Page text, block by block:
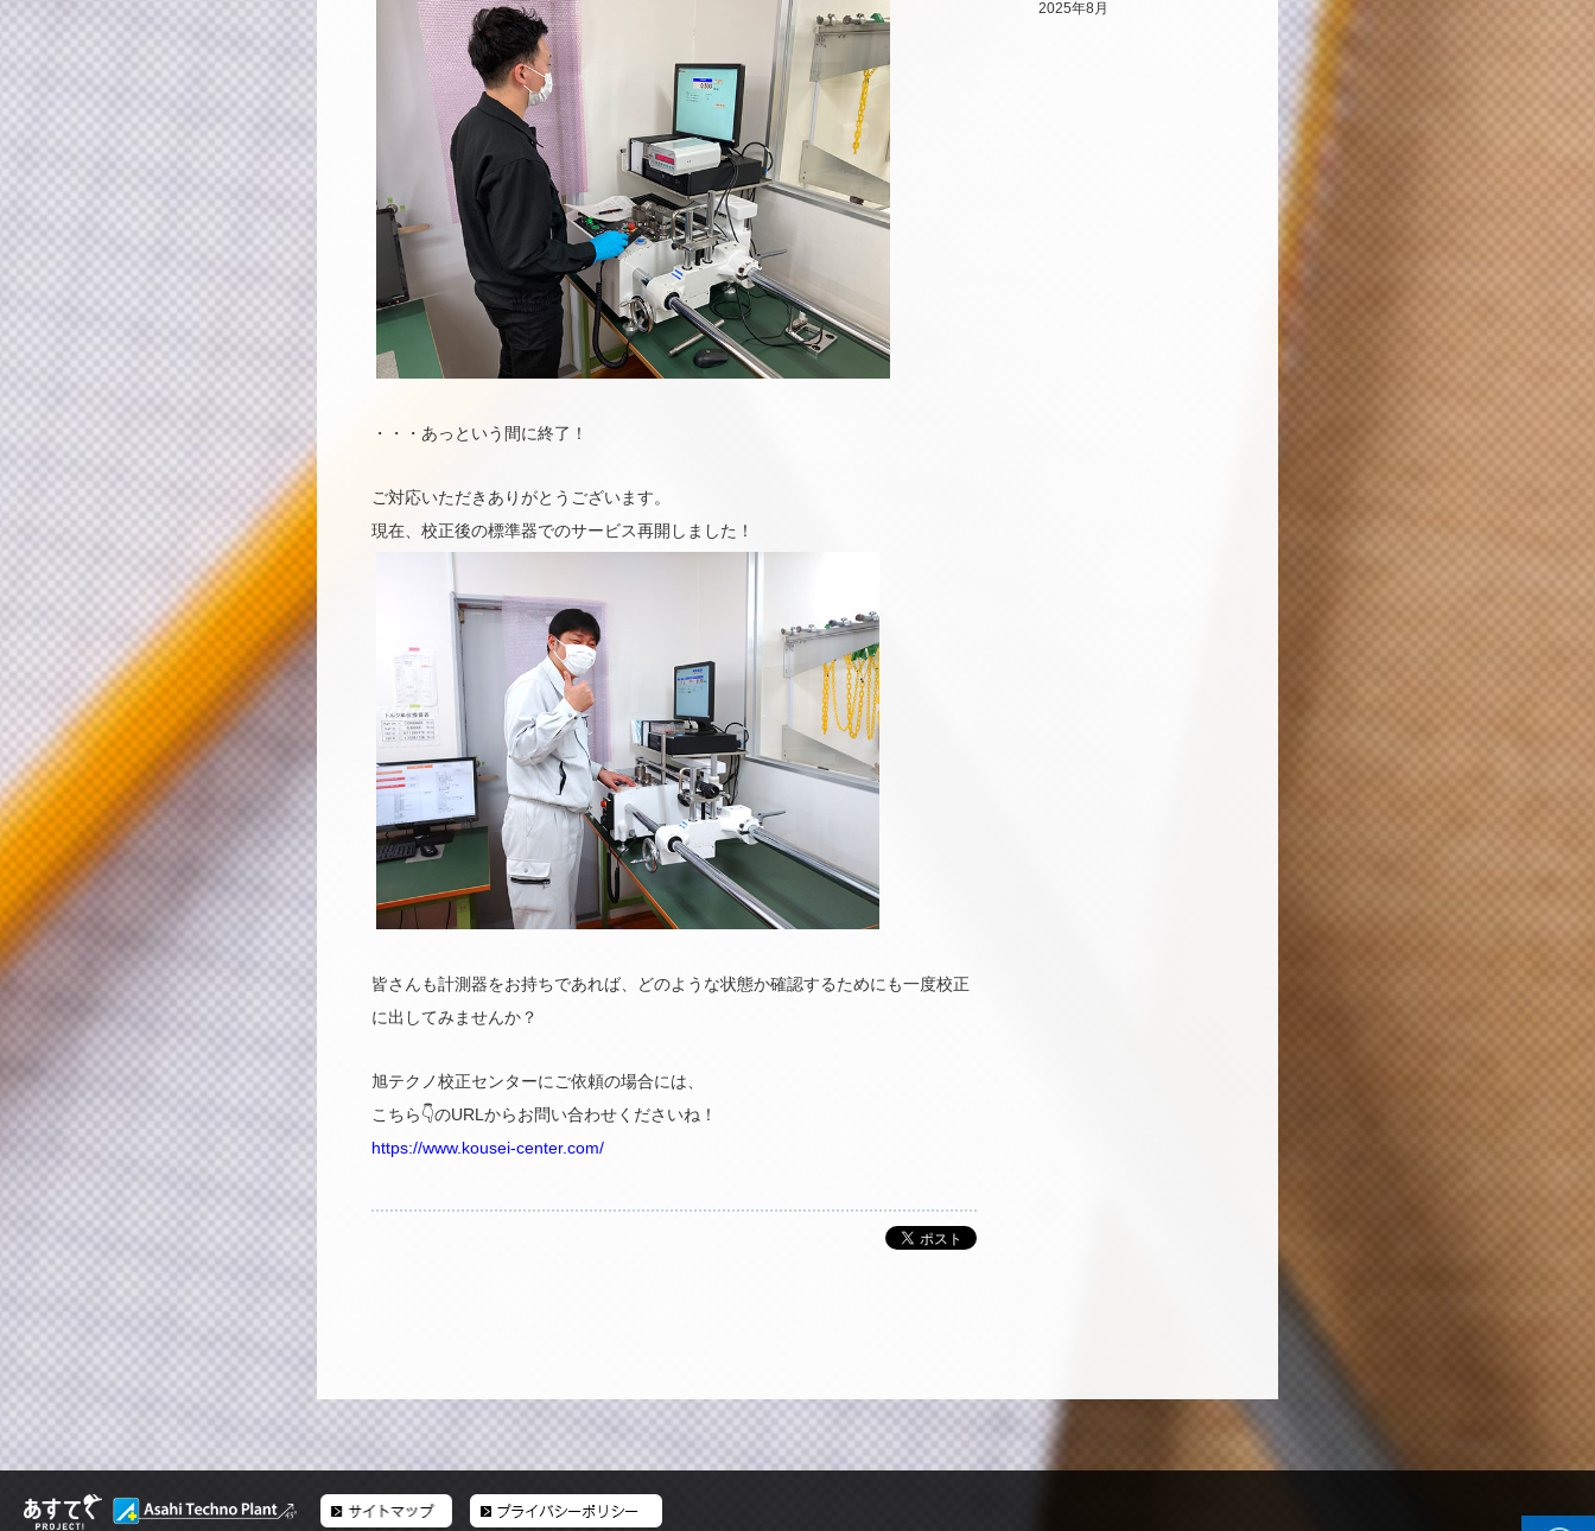
・・・あっという間に終了！
ご対応いただきありがとうございます。
現在、校正後の標準器でのサービス再開しました！
皆さんも計測器をお持ちであれば、どのような状態か確認するためにも一度校正
に出してみませんか？
旭テクノ校正センターにご依頼の場合には、
こちら👇のURLからお問い合わせくださいね！
https://www.kousei-center.com/
2025年8月